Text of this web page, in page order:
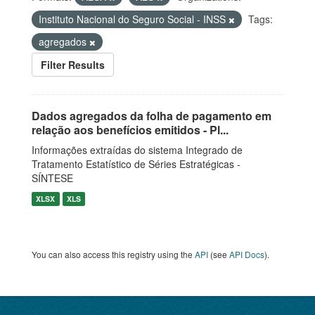
Instituto Nacional do Seguro Social - INSS
Tags:
agregados
Filter Results
Dados agregados da folha de pagamento em
relação aos benefícios emitidos - Pl...
Informações extraídas do sistema Integrado de
Tratamento Estatístico de Séries Estratégicas -
SÍNTESE
XLSX XLS
You can also access this registry using the API (see API Docs).